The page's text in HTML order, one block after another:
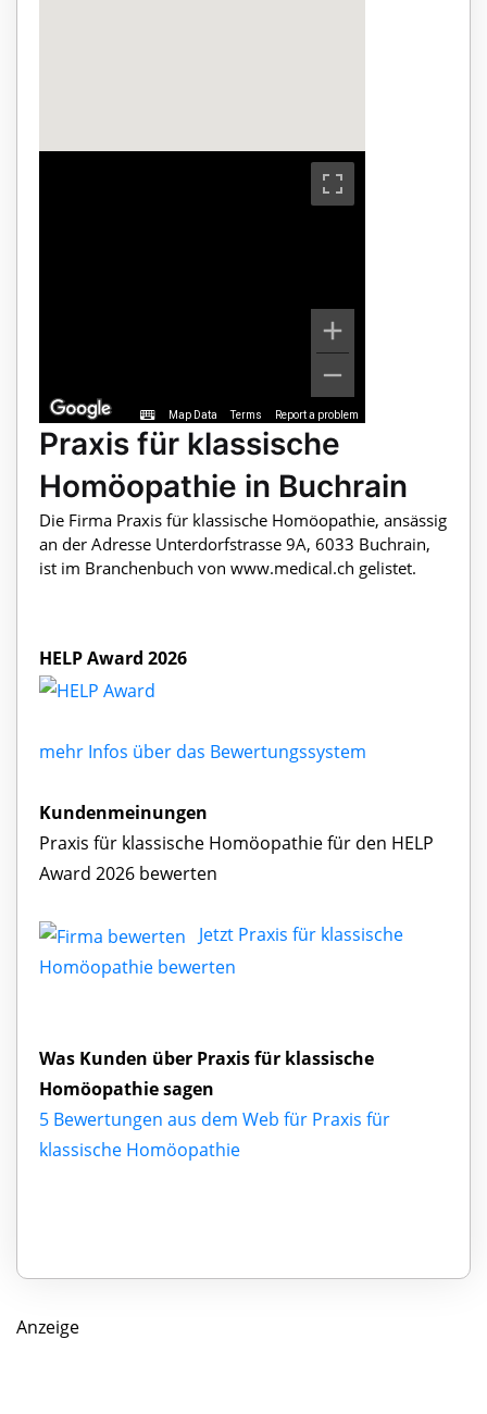
Map Data Terms Report a problem
Praxis für klassische
Homöopathie in Buchrain
Die Firma Praxis für klassische Homöopathie, ansässig
an der Adresse Unterdorfstrasse 9A, 6033 Buchrain,
ist im Branchenbuch von www.medical.ch gelistet.
HELP Award 2026
mehr Infos über das Bewertungssystem
Kundenmeinungen
Praxis für klassische Homöopathie für den HELP
Award 2026 bewerten
Jetzt Praxis für klassische
Homöopathie bewerten
Was Kunden über Praxis für klassische
Homöopathie sagen
5 Bewertungen aus dem Web für Praxis für
klassische Homöopathie
Anzeige